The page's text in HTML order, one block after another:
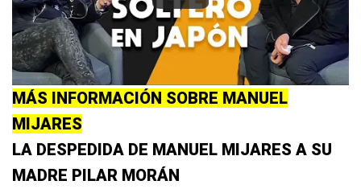
MÁS INFORMACIÓN SOBRE MANUEL
MIJARES
LA DESPEDIDA DE MANUEL MIJARES A SU
MADRE PILAR MORÁN